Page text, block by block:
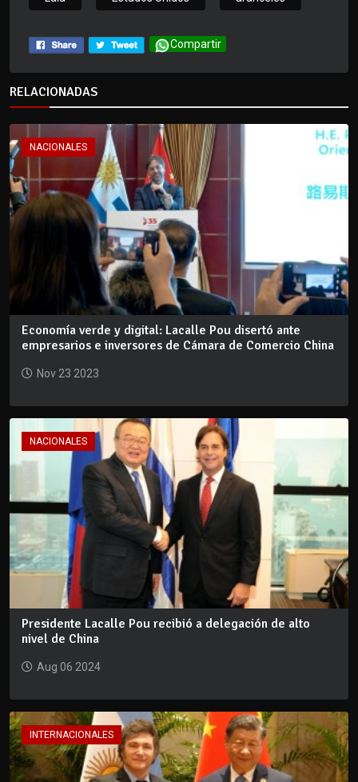
Compartir
RELACIONADAS
NACIONALES
Economía verde y digital: Lacalle Pou disertó ante
empresarios e inversores de Cámara de Comercio China
Nov 23 2023
NACIONALES
Presidente Lacalle Pou recibió a delegación de alto
nivel de China
Aug 06 2024
INTERNACIONALES